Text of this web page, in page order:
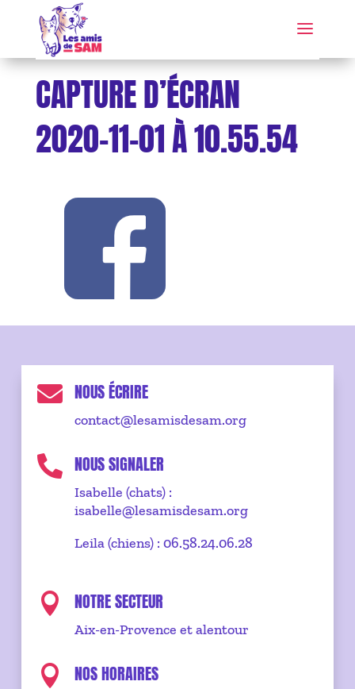
CAPTURE D’ÉCRAN
2020-11-01 À 10.55.54
 NOUS ÉCRIRE
contact@lesamisdesam.org
 NOUS SIGNALER
Isabelle (chats) :
isabelle@lesamisdesam.org
Leila (chiens) : 06.58.24.06.28
 NOTRE SECTEUR
Aix-en-Provence et alentour
 NOS HORAIRES